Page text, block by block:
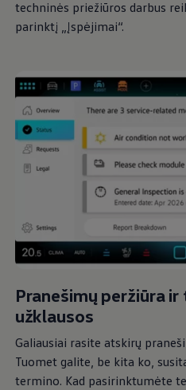
techninės priežiūros darbus
parinktį „Įspėjimai“.
Pranešimų peržiūra
užklausos
Galiausiai rasite atskirų
Tuomet galite, be kita ko,
termino. Kad pasirinktumėte